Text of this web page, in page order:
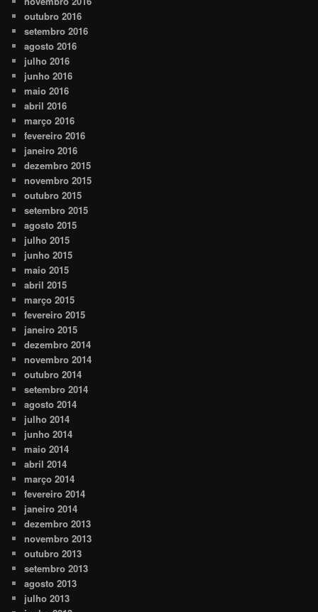
outubro 2016
setembro 2016
agosto 2016
julho 2016
junho 2016
maio 2016
abril 2016
março 2016
fevereiro 2016
janeiro 2016
dezembro 2015
novembro 2015
outubro 2015
setembro 2015
agosto 2015
julho 2015
junho 2015
maio 2015
abril 2015
março 2015
fevereiro 2015
janeiro 2015
dezembro 2014
novembro 2014
outubro 2014
setembro 2014
agosto 2014
julho 2014
junho 2014
maio 2014
abril 2014
março 2014
fevereiro 2014
janeiro 2014
dezembro 2013
novembro 2013
outubro 2013
setembro 2013
agosto 2013
julho 2013